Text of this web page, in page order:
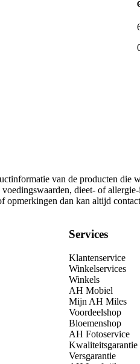
van de producten die
dieet- of
dan kan altijd
Services
Klantenservice
Winkelservices
Winkels
AH Mobiel
Mijn AH Miles
Voordeelshop
Bloemenshop
AH Fotoservice
Kwaliteitsgarantie
Versgarantie